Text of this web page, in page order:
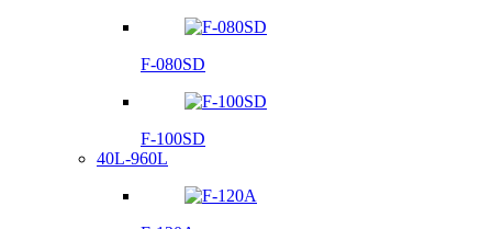
F-080SD
F-100SD
40L-960L